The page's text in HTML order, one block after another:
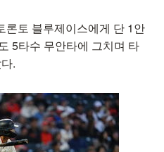
론토 블루제이스에게 단 1안
5타수 무안타에 그치며 타
.